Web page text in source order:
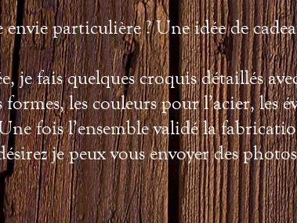
particulière ? Une idée de
fais quelques croquis détaillés
formes, les couleurs pour l’acier, les
fois l’ensemble validé la
je peux vous envoyer des